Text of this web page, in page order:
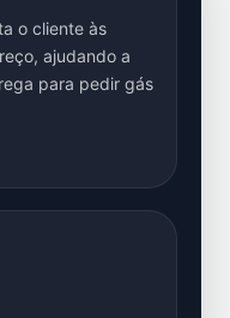
o cliente às
ajudando a
para pedir gás